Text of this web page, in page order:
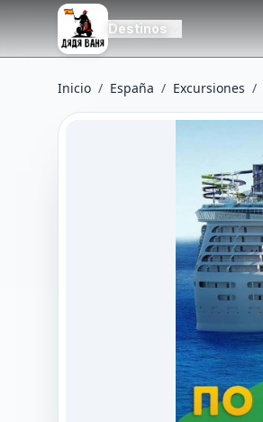
Destinos
Inicio / España / Excursiones /